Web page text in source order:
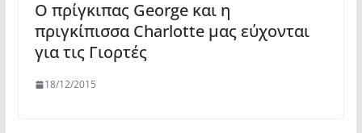
Ο πρίγκιπας George και η
πριγκίπισσα Charlotte μας εύχονται
για τις Γιορτές
18/12/2015